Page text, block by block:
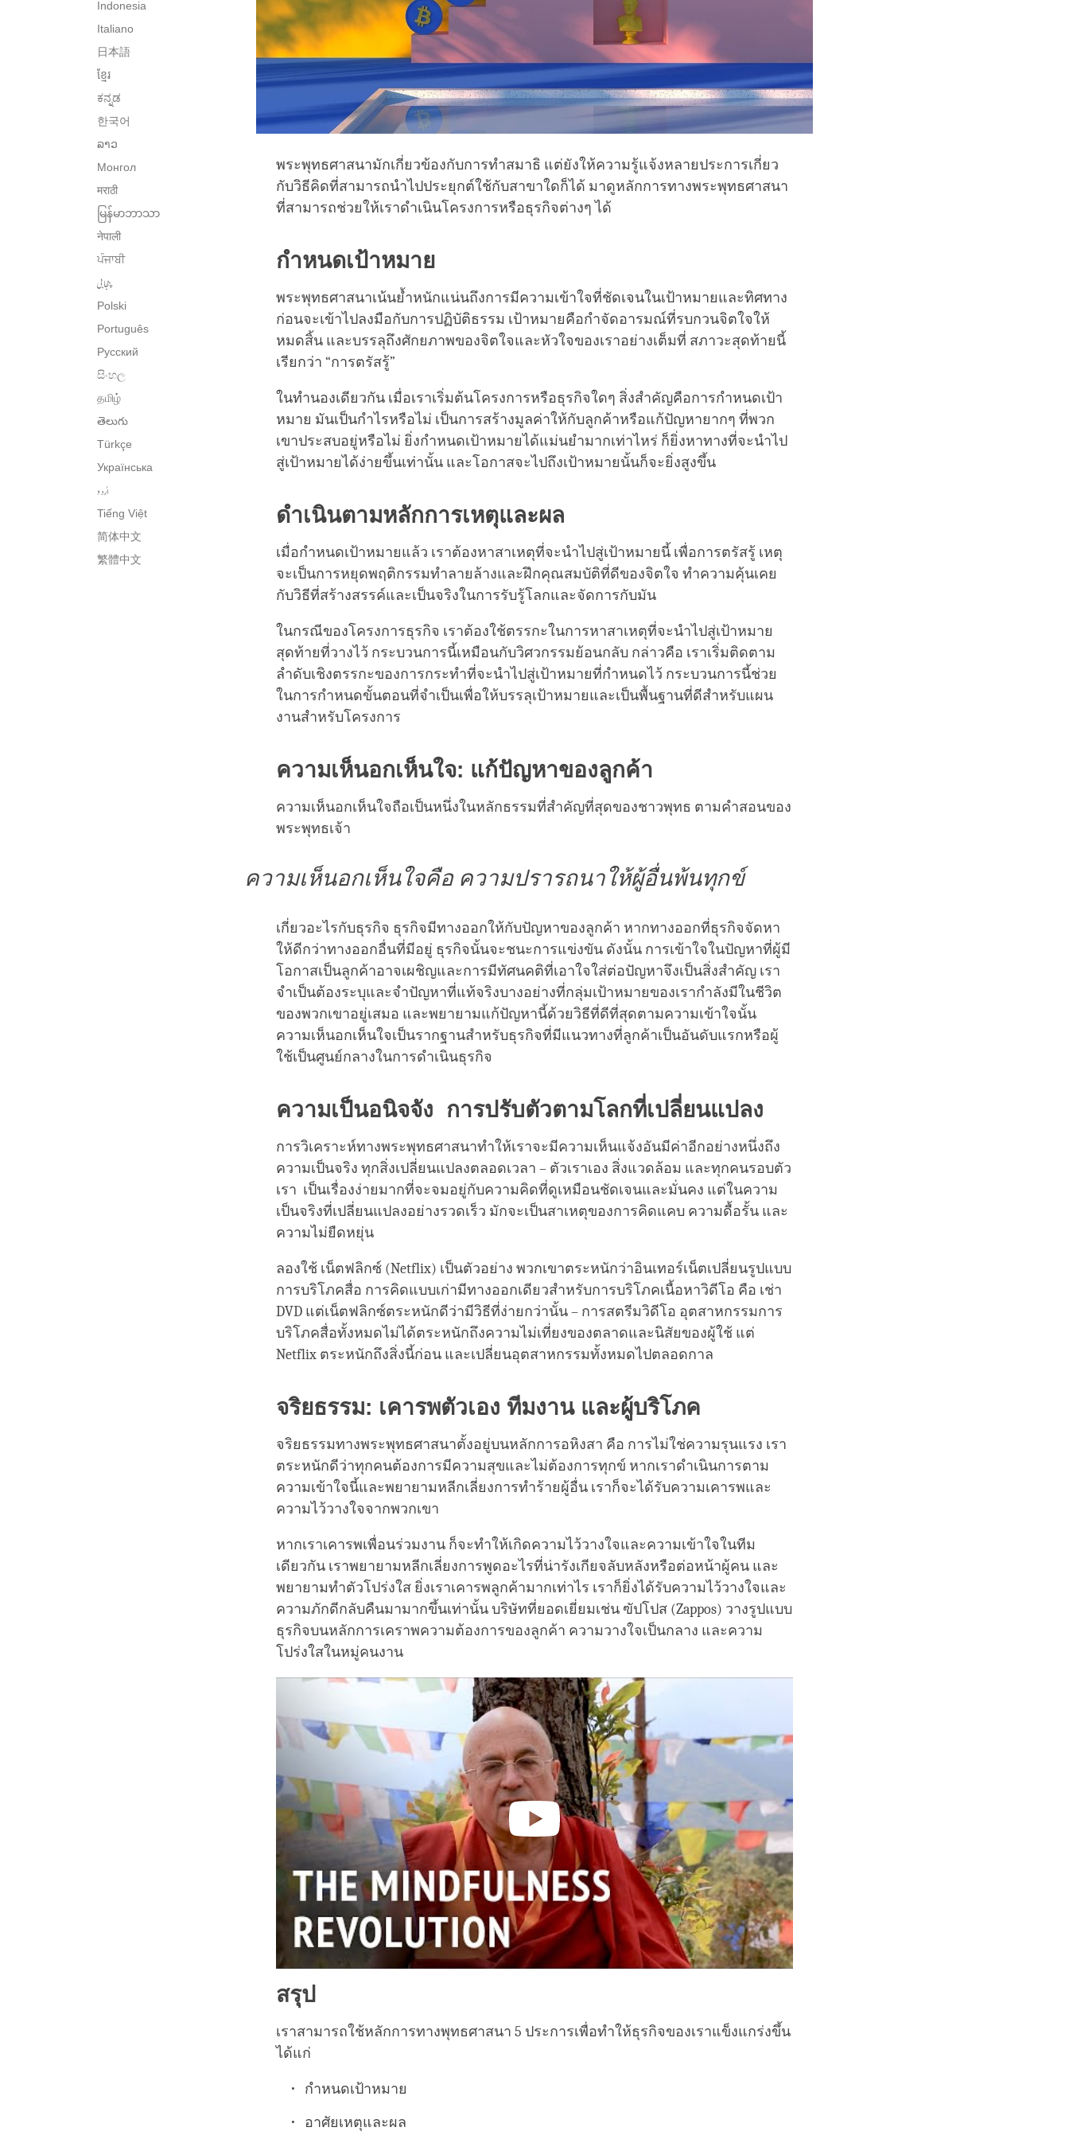
Indonesia
Italiano
日本語
ខ្មែរ
ಕನ್ನಡ
한국어
ລາວ
Монгол
मराठी
မြန်မာဘာသာ
नेपाली
ਪੰਜਾਬੀ
پنجابی
Polski
Português
Русский
සිංහල
தமிழ்
తెలుగు
Türkçe
Українська
اُردو
Tiếng Việt
简体中文
繁體中文
พระพุทธศาสนามักเกี่ยวข้องกับการทำสมาธิ แต่ยังให้ความรู้แจ้งหลายประการเกี่ยว
กับวิธีคิดที่สามารถนำไปประยุกต์ใช้กับสาขาใดก็ได้ มาดูหลักการทางพระพุทธศาสนา
ที่สามารถช่วยให้เราดำเนินโครงการหรือธุรกิจต่างๆ ได้
กำหนดเป้าหมาย
พระพุทธศาสนาเน้นย้ำหนักแน่นถึงการมีความเข้าใจที่ชัดเจนในเป้าหมายและทิศทาง
ก่อนจะเข้าไปลงมือกับการปฏิบัติธรรม เป้าหมายคือกำจัดอารมณ์ที่รบกวนจิตใจให้
หมดสิ้น และบรรลุถึงศักยภาพของจิตใจและหัวใจของเราอย่างเต็มที่ สภาวะสุดท้ายนี้
เรียกว่า “การตรัสรู้”
ในทำนองเดียวกัน เมื่อเราเริ่มต้นโครงการหรือธุรกิจใดๆ สิ่งสำคัญคือการกำหนดเป้า
หมาย มันเป็นกำไรหรือไม่ เป็นการสร้างมูลค่าให้กับลูกค้าหรือแก้ปัญหายากๆ ที่พวก
เขาประสบอยู่หรือไม่ ยิ่งกำหนดเป้าหมายได้แม่นยำมากเท่าไหร่ ก็ยิ่งหาทางที่จะนำไป
สู่เป้าหมายได้ง่ายขึ้นเท่านั้น และโอกาสจะไปถึงเป้าหมายนั้นก็จะยิ่งสูงขึ้น
ดำเนินตามหลักการเหตุและผล
เมื่อกำหนดเป้าหมายแล้ว เราต้องหาสาเหตุที่จะนำไปสู่เป้าหมายนี้ เพื่อการตรัสรู้ เหตุ
จะเป็นการหยุดพฤติกรรมทำลายล้างและฝึกคุณสมบัติที่ดีของจิตใจ ทำความคุ้นเคย
กับวิธีที่สร้างสรรค์และเป็นจริงในการรับรู้โลกและจัดการกับมัน
ในกรณีของโครงการธุรกิจ เราต้องใช้ตรรกะในการหาสาเหตุที่จะนำไปสู่เป้าหมาย
สุดท้ายที่วางไว้ กระบวนการนี้เหมือนกับวิศวกรรมย้อนกลับ กล่าวคือ เราเริ่มติดตาม
ลำดับเชิงตรรกะของการกระทำที่จะนำไปสู่เป้าหมายที่กำหนดไว้ กระบวนการนี้ช่วย
ในการกำหนดขั้นตอนที่จำเป็นเพื่อให้บรรลุเป้าหมายและเป็นพื้นฐานที่ดีสำหรับแผน
งานสำหรับโครงการ
ความเห็นอกเห็นใจ: แก้ปัญหาของลูกค้า
ความเห็นอกเห็นใจถือเป็นหนึ่งในหลักธรรมที่สำคัญที่สุดของชาวพุทธ ตามคำสอนของ
พระพุทธเจ้า
ความเห็นอกเห็นใจคือ ความปรารถนาให้ผู้อื่นพ้นทุกข์
เกี่ยวอะไรกับธุรกิจ ธุรกิจมีทางออกให้กับปัญหาของลูกค้า หากทางออกที่ธุรกิจจัดหา
ให้ดีกว่าทางออกอื่นที่มีอยู่ ธุรกิจนั้นจะชนะการแข่งขัน ดังนั้น การเข้าใจในปัญหาที่ผู้มี
โอกาสเป็นลูกค้าอาจเผชิญและการมีทัศนคติที่เอาใจใส่ต่อปัญหาจึงเป็นสิ่งสำคัญ เรา
จำเป็นต้องระบุและจำปัญหาที่แท้จริงบางอย่างที่กลุ่มเป้าหมายของเรากำลังมีในชีวิต
ของพวกเขาอยู่เสมอ และพยายามแก้ปัญหานี้ด้วยวิธีที่ดีที่สุดตามความเข้าใจนั้น
ความเห็นอกเห็นใจเป็นรากฐานสำหรับธุรกิจที่มีแนวทางที่ลูกค้าเป็นอันดับแรกหรือผู้
ใช้เป็นศูนย์กลางในการดำเนินธุรกิจ
ความเป็นอนิจจัง การปรับตัวตามโลกที่เปลี่ยนแปลง
การวิเคราะห์ทางพระพุทธศาสนาทำให้เราจะมีความเห็นแจ้งอันมีค่าอีกอย่างหนึ่งถึง
ความเป็นจริง ทุกสิ่งเปลี่ยนแปลงตลอดเวลา – ตัวเราเอง สิ่งแวดล้อม และทุกคนรอบตัว
เรา เป็นเรื่องง่ายมากที่จะจมอยู่กับความคิดที่ดูเหมือนชัดเจนและมั่นคง แต่ในความ
เป็นจริงที่เปลี่ยนแปลงอย่างรวดเร็ว มักจะเป็นสาเหตุของการคิดแคบ ความดื้อรั้น และ
ความไม่ยืดหยุ่น
ลองใช้ เน็ตฟลิกซ์ (Netflix) เป็นตัวอย่าง พวกเขาตระหนักว่าอินเทอร์เน็ตเปลี่ยนรูปแบบ
การบริโภคสื่อ การคิดแบบเก่ามีทางออกเดียวสำหรับการบริโภคเนื้อหาวิดีโอ คือ เช่า
DVD แต่เน็ตฟลิกซ์ตระหนักดีว่ามีวิธีที่ง่ายกว่านั้น – การสตรีมวิดีโอ อุตสาหกรรมการ
บริโภคสื่อทั้งหมดไม่ได้ตระหนักถึงความไม่เที่ยงของตลาดและนิสัยของผู้ใช้ แต่
Netflix ตระหนักถึงสิ่งนี้ก่อน และเปลี่ยนอุตสาหกรรมทั้งหมดไปตลอดกาล
จริยธรรม: เคารพตัวเอง ทีมงาน และผู้บริโภค
จริยธรรมทางพระพุทธศาสนาตั้งอยู่บนหลักการอหิงสา คือ การไม่ใช่ความรุนแรง เรา
ตระหนักดีว่าทุกคนต้องการมีความสุขและไม่ต้องการทุกข์ หากเราดำเนินการตาม
ความเข้าใจนี้และพยายามหลีกเลี่ยงการทำร้ายผู้อื่น เราก็จะได้รับความเคารพและ
ความไว้วางใจจากพวกเขา
หากเราเคารพเพื่อนร่วมงาน ก็จะทำให้เกิดความไว้วางใจและความเข้าใจในทีม
เดียวกัน เราพยายามหลีกเลี่ยงการพูดอะไรที่น่ารังเกียจลับหลังหรือต่อหน้าผู้คน และ
พยายามทำตัวโปร่งใส ยิ่งเราเคารพลูกค้ามากเท่าไร เราก็ยิ่งได้รับความไว้วางใจและ
ความภักดีกลับคืนมามากขึ้นเท่านั้น บริษัทที่ยอดเยี่ยมเช่น ฃัปโปส (Zappos) วางรูปแบบ
ธุรกิจบนหลักการเคราพความต้องการของลูกค้า ความวางใจเป็นกลาง และความ
โปร่งใสในหมู่คนงาน
สรุป
เราสามารถใช้หลักการทางพุทธศาสนา 5 ประการเพื่อทำให้ธุรกิจของเราแข็งแกร่งขึ้น
ได้แก่
กำหนดเป้าหมาย
อาศัยเหตุและผล